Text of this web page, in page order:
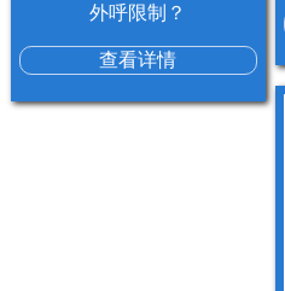
外呼限制？
查看详情